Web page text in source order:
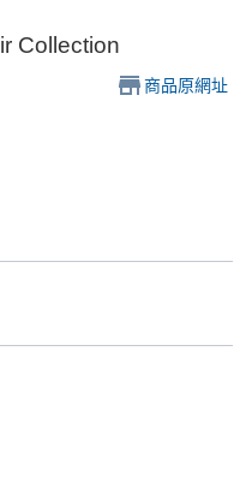
Collection
商品原網址